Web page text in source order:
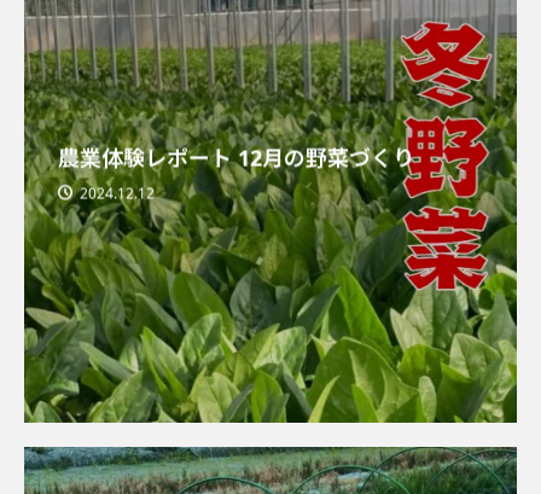
農業体験レポート 12月の野菜づくり
2024.12.12